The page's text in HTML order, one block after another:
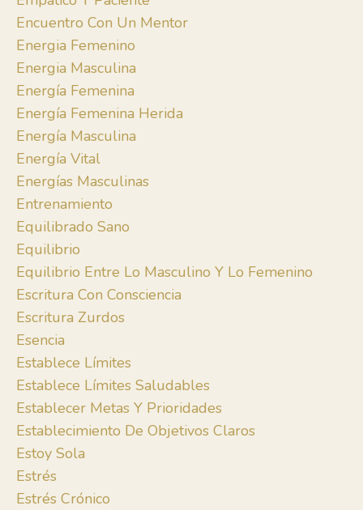
Encuentro Con Un Mentor
Energia Femenino
Energia Masculina
Energía Femenina
Energía Femenina Herida
Energía Masculina
Energía Vital
Energías Masculinas
Entrenamiento
Equilibrado Sano
Equilibrio
Equilibrio Entre Lo Masculino Y Lo Femenino
Escritura Con Consciencia
Escritura Zurdos
Esencia
Establece Límites
Establece Límites Saludables
Establecer Metas Y Prioridades
Establecimiento De Objetivos Claros
Estoy Sola
Estrés
Estrés Crónico